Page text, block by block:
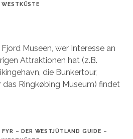
WESTKÜSTE
Museen, wer Interesse an
Attraktionen hat (z.B.
die Bunkertour,
das Ringkøbing Museum) findet
FYR – DER WESTJÜTLAND GUIDE –